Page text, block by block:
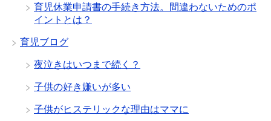
育児休業申請書の手続き方法。間違わないためのポ
イントとは？
育児ブログ
夜泣きはいつまで続く？
子供の好き嫌いが多い
子供がヒステリックな理由はママに